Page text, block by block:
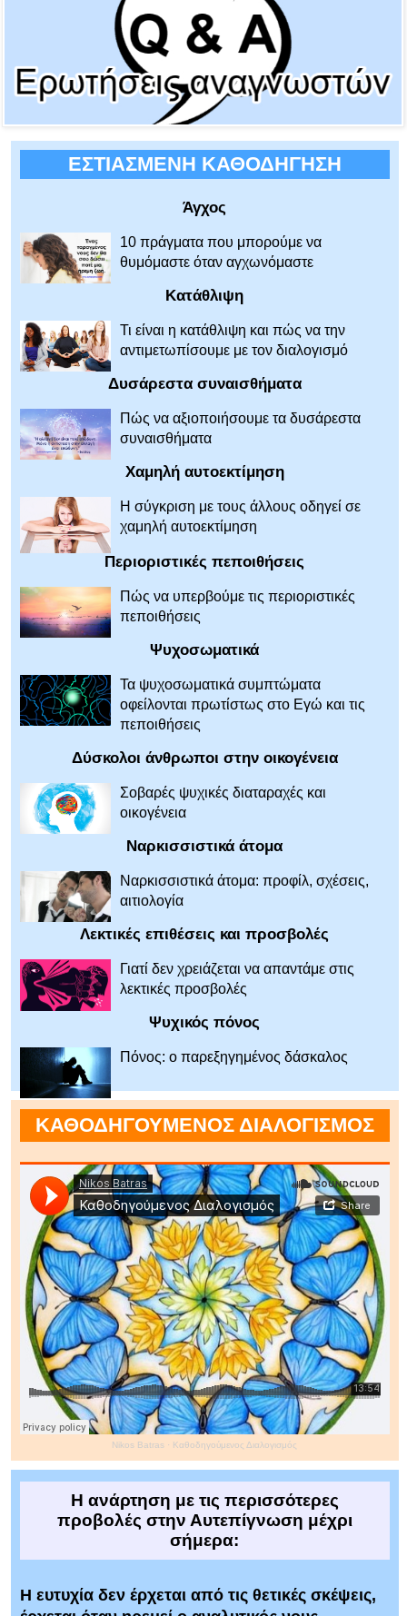
ΕΣΤΙΑΣΜΕΝΗ ΚΑΘΟΔΗΓΗΣΗ
Άγχος
10 πράγματα που μπορούμε να
θυμόμαστε όταν αγχωνόμαστε
Κατάθλιψη
Τι είναι η κατάθλιψη και πώς να την
αντιμετωπίσουμε με τον διαλογισμό
Δυσάρεστα συναισθήματα
Πώς να αξιοποιήσουμε τα δυσάρεστα
συναισθήματα
Χαμηλή αυτοεκτίμηση
Η σύγκριση με τους άλλους οδηγεί σε
χαμηλή αυτοεκτίμηση
Περιοριστικές πεποιθήσεις
Πώς να υπερβούμε τις περιοριστικές
πεποιθήσεις
Ψυχοσωματικά
Τα ψυχοσωματικά συμπτώματα
οφείλονται πρωτίστως στο Εγώ και τις
πεποιθήσεις
Δύσκολοι άνθρωποι στην οικογένεια
Σοβαρές ψυχικές διαταραχές και
οικογένεια
Ναρκισσιστικά άτομα
Ναρκισσιστικά άτομα: προφίλ, σχέσεις,
αιτιολογία
Λεκτικές επιθέσεις και προσβολές
Γιατί δεν χρειάζεται να απαντάμε στις
λεκτικές προσβολές
Ψυχικός πόνος
Πόνος: ο παρεξηγημένος δάσκαλος
ΚΑΘΟΔΗΓΟΥΜΕΝΟΣ ΔΙΑΛΟΓΙΣΜΟΣ
Nikos Batras · Καθοδηγούμενος Διαλογισμός
Η ανάρτηση με τις περισσότερες
προβολές στην Αυτεπίγνωση μέχρι
σήμερα:
Η ευτυχία δεν έρχεται από τις θετικές σκέψεις,